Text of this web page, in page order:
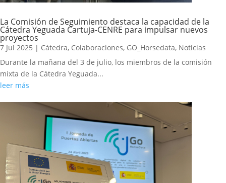
La Comisión de Seguimiento destaca la capacidad de la
Cátedra Yeguada Cartuja-CENRE para impulsar nuevos
proyectos
7 Jul 2025 | Cátedra, Colaboraciones, GO_Horsedata, Noticias
Durante la mañana del 3 de julio, los miembros de la comisión
mixta de la Cátedra Yeguada...
leer más